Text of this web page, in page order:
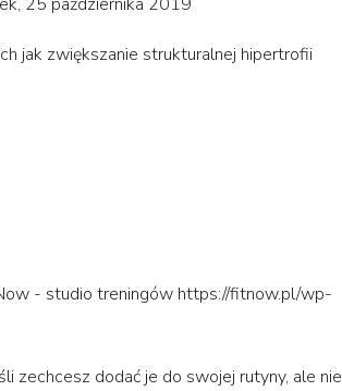
jak zwiększanie strukturalnej hipertrofii
- studio treningów https://fitnow.pl/wp-
zechcesz dodać je do swojej rutyny, ale nie